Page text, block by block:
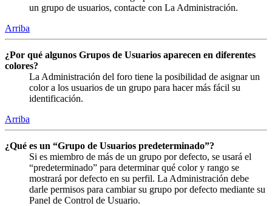
un grupo de usuarios, contacte con La Administración.
Arriba
¿Por qué algunos Grupos de Usuarios aparecen en diferentes
colores?
La Administración del foro tiene la posibilidad de asignar un
color a los usuarios de un grupo para hacer más fácil su
identificación.
Arriba
¿Qué es un “Grupo de Usuarios predeterminado”?
Si es miembro de más de un grupo por defecto, se usará el
“predeterminado” para determinar qué color y rango se
mostrará por defecto en su perfil. La Administración debe
darle permisos para cambiar su grupo por defecto mediante su
Panel de Control de Usuario.